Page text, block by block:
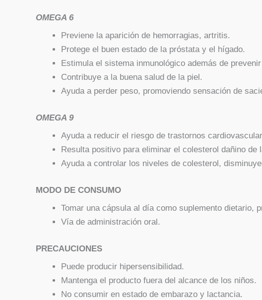
OMEGA 6
Previene la aparición de hemorragias, artritis.
Protege el buen estado de la próstata y el hígado.
Estimula el sistema inmunológico además de
Contribuye a la buena salud de la piel.
Ayuda a perder peso, promoviendo sensación de
OMEGA 9
Ayuda a reducir el riesgo de trastornos
Resulta positivo para eliminar el colesterol dañino de
Ayuda a controlar los niveles de colesterol,
MODO DE CONSUMO
Tomar una cápsula al día como suplemento dietario,
Vía de administración oral.
PRECAUCIONES
Puede producir hipersensibilidad.
Mantenga el producto fuera del alcance de los niños.
No consumir en estado de embarazo y lactancia.